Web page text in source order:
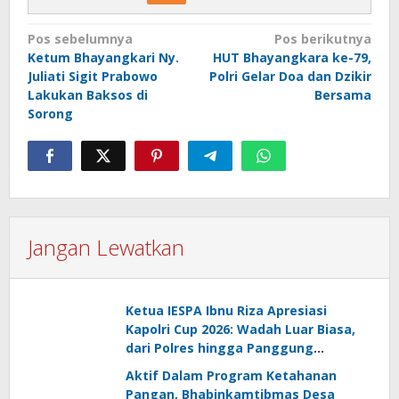
Navigasi
pos
Pos sebelumnya
Ketum Bhayangkari Ny.
Juliati Sigit Prabowo
Lakukan Baksos di
Sorong
Pos berikutnya
HUT Bhayangkara ke-79,
Polri Gelar Doa dan Dzikir
Bersama
Jangan Lewatkan
Ketua IESPA Ibnu Riza Apresiasi
Kapolri Cup 2026: Wadah Luar Biasa,
dari Polres hingga Panggung
Aktif Dalam Program Ketahanan
Pangan, Bhabinkamtibmas Desa